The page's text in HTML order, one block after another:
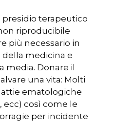
terapeutico
riproducibile
più necessario in
medicina e
media. Donare il
una vita: Molti
ematologiche
ecc) così come le
per incidente